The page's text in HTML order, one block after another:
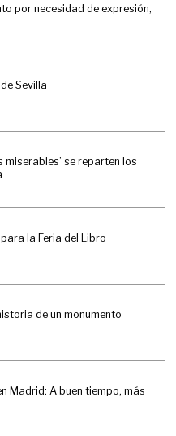
por necesidad de expresión,
Sevilla
miserables’ se reparten los
la Feria del Libro
de un monumento
Madrid: A buen tiempo, más